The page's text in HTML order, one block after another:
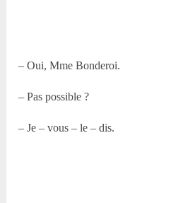
– Oui, Mme Bonderoi.
– Pas possible ?
– Je – vous – le – dis.